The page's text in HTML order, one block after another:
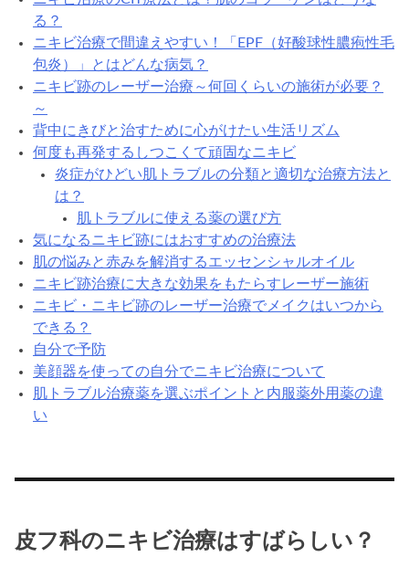
る？
ニキビ治療で間違えやすい！「EPF（好酸球性膿疱性毛
包炎）」とはどんな病気？
ニキビ跡のレーザー治療～何回くらいの施術が必要？
～
背中にきびと治すために心がけたい生活リズム
何度も再発するしつこくて頑固なニキビ
炎症がひどい肌トラブルの分類と適切な治療方法と
は？
肌トラブルに使える薬の選び方
気になるニキビ跡にはおすすめの治療法
肌の悩みと赤みを解消するエッセンシャルオイル
ニキビ跡治療に大きな効果をもたらすレーザー施術
ニキビ・ニキビ跡のレーザー治療でメイクはいつから
できる？
自分で予防
美顔器を使っての自分でニキビ治療について
肌トラブル治療薬を選ぶポイントと内服薬外用薬の違
い
皮フ科のニキビ治療はすばらしい？